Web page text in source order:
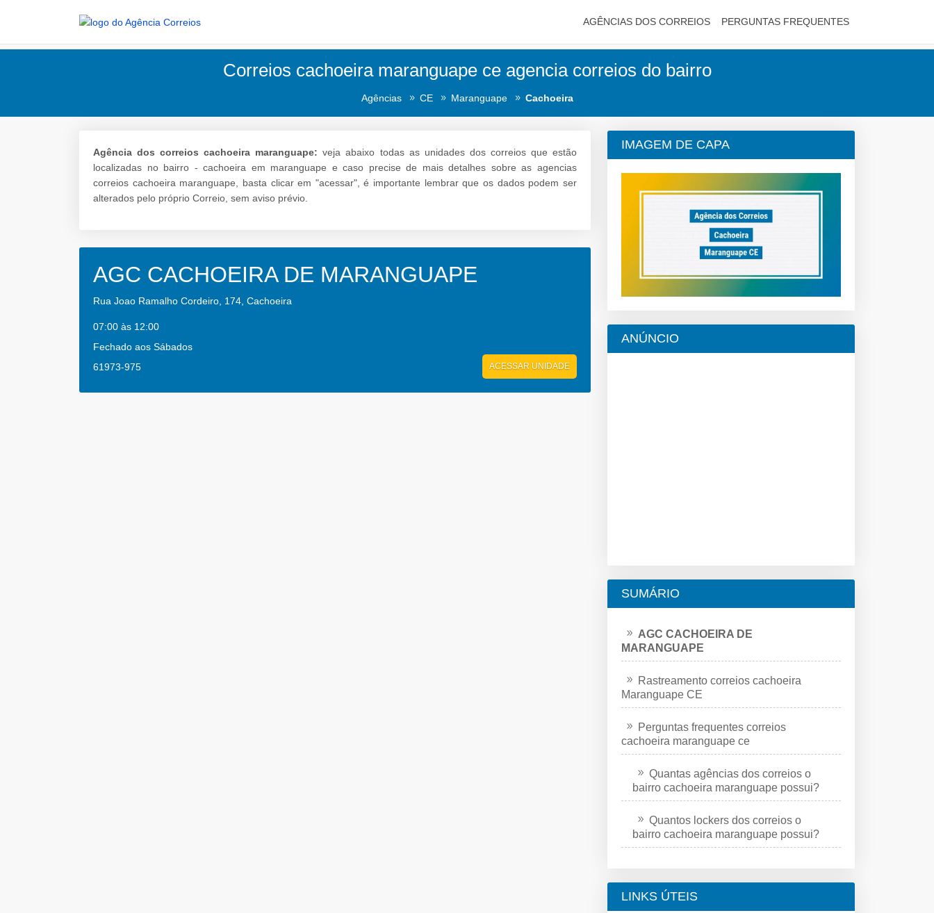
AGÊNCIAS DOS CORREIOS PERGUNTAS FREQUENTES
Correios cachoeira maranguape ce agencia correios do bairro
Agências CE Maranguape Cachoeira
Agência dos correios cachoeira maranguape: veja abaixo todas as unidades dos correios que estão
localizadas no bairro - cachoeira em maranguape e caso precise de mais detalhes sobre as agencias
correios cachoeira maranguape, basta clicar em "acessar", é importante lembrar que os dados podem ser
alterados pelo próprio Correio, sem aviso prévio.
AGC CACHOEIRA DE MARANGUAPE
Rua Joao Ramalho Cordeiro, 174, Cachoeira
07:00 às 12:00
Fechado aos Sábados
61973-975
ACESSAR UNIDADE
IMAGEM DE CAPA
ANÚNCIO
SUMÁRIO
AGC CACHOEIRA DE
MARANGUAPE
Rastreamento correios cachoeira
Maranguape CE
Perguntas frequentes correios
cachoeira maranguape ce
Quantas agências dos correios o
bairro cachoeira maranguape possui?
Quantos lockers dos correios o
bairro cachoeira maranguape possui?
LINKS ÚTEIS